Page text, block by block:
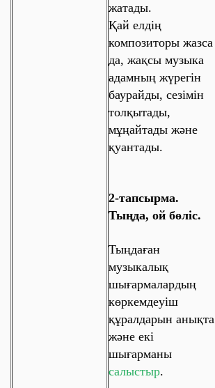
жатады.
Қай елдің
композиторы жазса
да, жақсы музыка
адамның жүрегін
баурайды, сезімін
толқытады,
мұңайтады және
қуантады.
2-тапсырма.
Тыңда, ой бөліс.
Тыңдаған
музыкалық
шығармалардың
көркемдеуіш
құралдарын анықта
және екі
шығарманы
салыстыр.